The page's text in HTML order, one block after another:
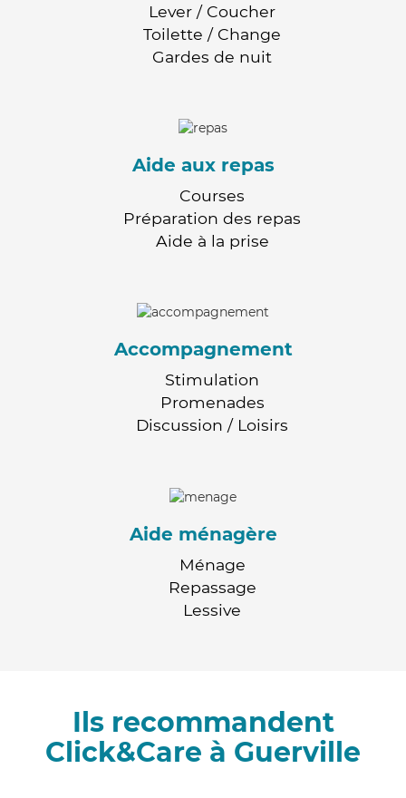
Lever / Coucher
Toilette / Change
Gardes de nuit
Aide aux repas
Courses
Préparation des repas
Aide à la prise
Accompagnement
Stimulation
Promenades
Discussion / Loisirs
Aide ménagère
Ménage
Repassage
Lessive
Ils recommandent
Click&Care à Guerville